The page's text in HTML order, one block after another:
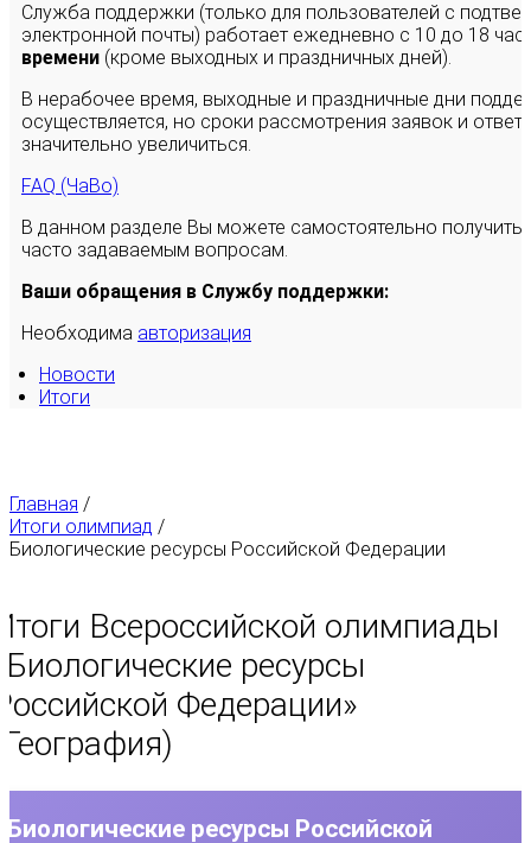
Служба поддержки (только для пользователей с
электронной почты) работает ежедневно с 10 до 18
времени (кроме выходных и праздничных дней).
В нерабочее время, выходные и праздничные дни
осуществляется, но сроки рассмотрения заявок и
значительно увеличиться.
FAQ (ЧаВо)
В данном разделе Вы можете самостоятельно
часто задаваемым вопросам.
Ваши обращения в Службу поддержки:
Необходима авторизация
Новости
Итоги
Главная /
Итоги олимпиад /
Биологические ресурсы Российской Федерации
Всероссийской олимпиады
Биологические ресурсы
Федерации»
Биологические ресурсы Российской